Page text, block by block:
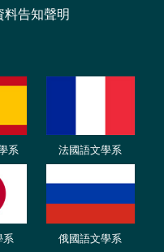
料告知聲明
系 法國語文學系
系 俄國語文學系